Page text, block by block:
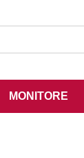
MONITORE